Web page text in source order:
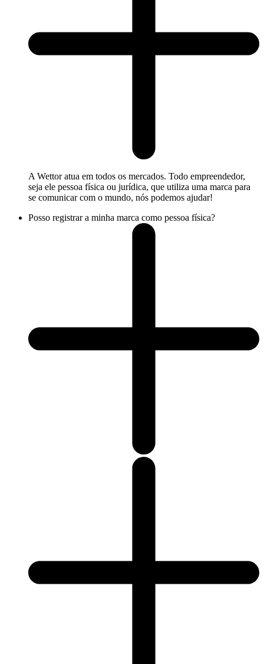
A Wettor atua em todos os mercados. Todo empreendedor,
seja ele pessoa física ou jurídica, que utiliza uma marca para
se comunicar com o mundo, nós podemos ajudar!
Posso registrar a minha marca como pessoa física?